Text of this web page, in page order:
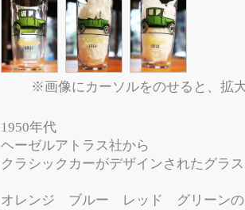
※画像にカーソルをのせると、拡
1950年代
ヘーゼルアトラス社から
クラシックカーがデザインされたグラス
オレンジ ブルー レッド グリーンの